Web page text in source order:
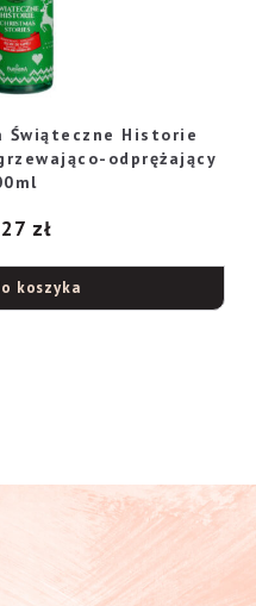
Świąteczne Historie
odprężający
zł
koszyka